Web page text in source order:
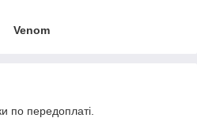
Venom
по передоплаті.